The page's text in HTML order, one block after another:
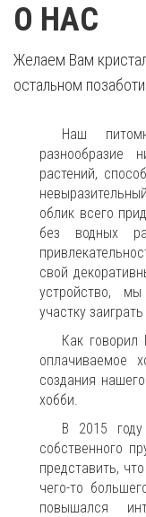
О НАС
Желаем Вам
остальном
Наш
разнообразие
растений,
облик всего
без водных
свой
устройство,
участку
Как говорил
оплачиваемое
создания
хобби.
В 2015
собственного
представить,
чего-то
повышался